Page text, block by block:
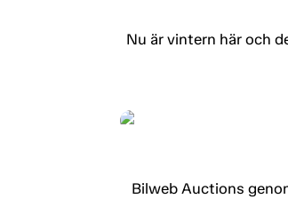
Nu är vintern här och
Bilweb Auctions